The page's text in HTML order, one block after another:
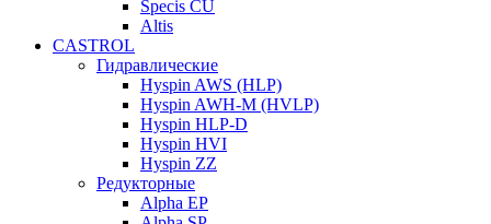
Specis CU
Altis
CASTROL
Гидравлические
Hyspin AWS (HLP)
Hyspin AWH-M (HVLP)
Hyspin HLP-D
Hyspin HVI
Hyspin ZZ
Редукторные
Alpha EP